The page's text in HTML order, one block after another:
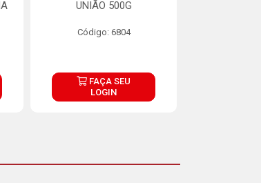
UNIÃO 500G
Código: 6804
FAÇA SEU
LOGIN